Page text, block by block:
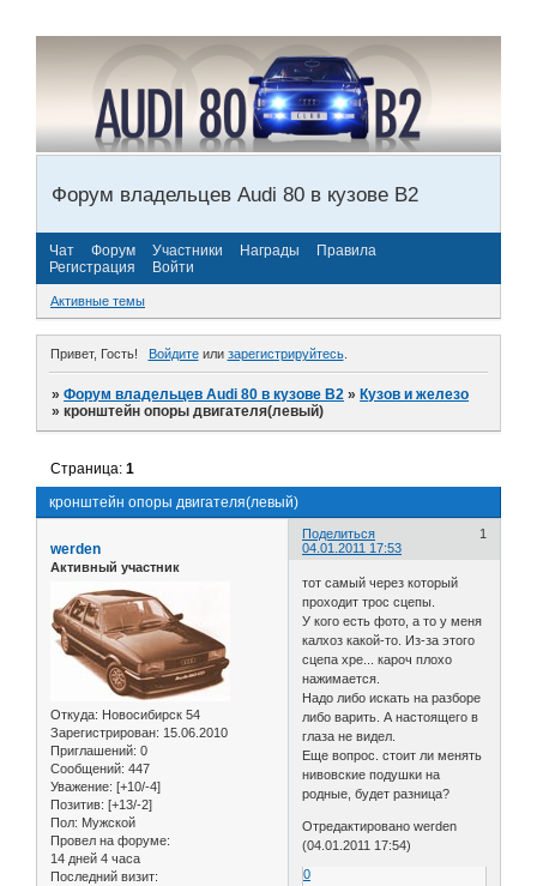
Форум владельцев Audi 80 в кузове В2
Чат Форум Участники Награды
Правила
Регистрация
Войти
Активные темы
Привет, Гость! Войдитеили зарегистрируйтесь.
»Форум владельцев Audi 80 в кузове В2 »Кузов и железо
»кронштейн опоры двигателя(левый)
кронштейн опоры двигателя(левый)
Страница:1
Поделиться
1
04.01.2011 17:53
werden
Активный участник
Откуда: Новосибирск 54
Зарегистрирован: 15.06.2010
Приглашений: 0
Сообщений: 447
Уважение: [+10/-4]
Позитив: [+13/-2]
Пол: Мужской
Провел на форуме:
14 дней 4 часа
Последний визит:
тот самый через который
проходит трос сцепы.
У кого есть фото, а то у меня
калхоз какой-то. Из-за этого
сцепа хре... кароч плохо
нажимается.
Надо либо искать на разборе
либо варить. А настоящего в
глаза не видел.
Еще вопрос. стоит ли менять
нивовские подушки на
родные, будет разница?
Отредактировано werden
(04.01.2011 17:54)
0